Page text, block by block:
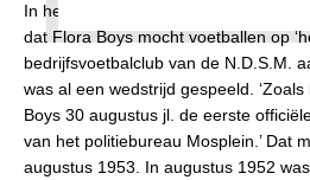
In het krantenknipsel van de
dat Flora Boys mocht voetballen op
bedrijfsvoetbalclub van de N.D.S.M.
was al een wedstrijd gespeeld.
Boys 30 augustus jl. de eerste
van het politiebureau Mosplein.’ Dat
augustus 1953. In augustus 1952